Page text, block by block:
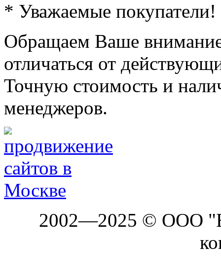
* Уважаемые покупатели!
Обращаем Ваше
отличаться от
Точную стоимость и
менеджеров.
2002—2025 © ООО